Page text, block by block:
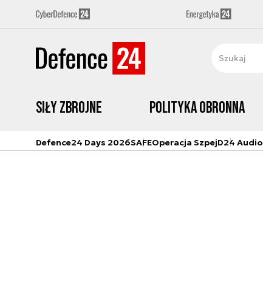
Siły zbrojne Polityka obronna
Defence24 Days 2026SAFEOperacja SzpejD24 Audio